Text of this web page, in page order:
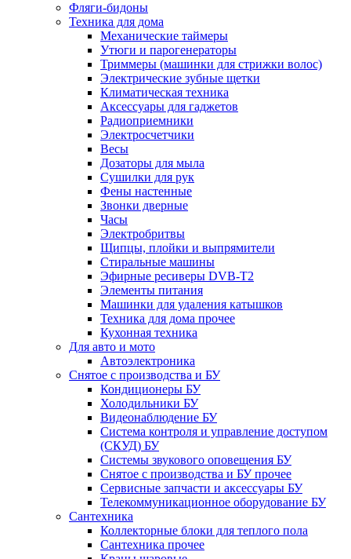
Фляги-бидоны
Техника для дома
Механические таймеры
Утюги и парогенераторы
Триммеры (машинки для стрижки волос)
Электрические зубные щетки
Климатическая техника
Аксессуары для гаджетов
Радиоприемники
Электросчетчики
Весы
Дозаторы для мыла
Сушилки для рук
Фены настенные
Звонки дверные
Часы
Электробритвы
Щипцы, плойки и выпрямители
Стиральные машины
Эфирные ресиверы DVB-T2
Элементы питания
Машинки для удаления катышков
Техника для дома прочее
Кухонная техника
Для авто и мото
Автоэлектроника
Снятое с производства и БУ
Кондиционеры БУ
Холодильники БУ
Видеонаблюдение БУ
Система контроля и управление доступом
(СКУД) БУ
Системы звукового оповещения БУ
Снятое с производства и БУ прочее
Сервисные запчасти и аксессуары БУ
Телекоммуникационное оборудование БУ
Сантехника
Коллекторные блоки для теплого пола
Сантехника прочее